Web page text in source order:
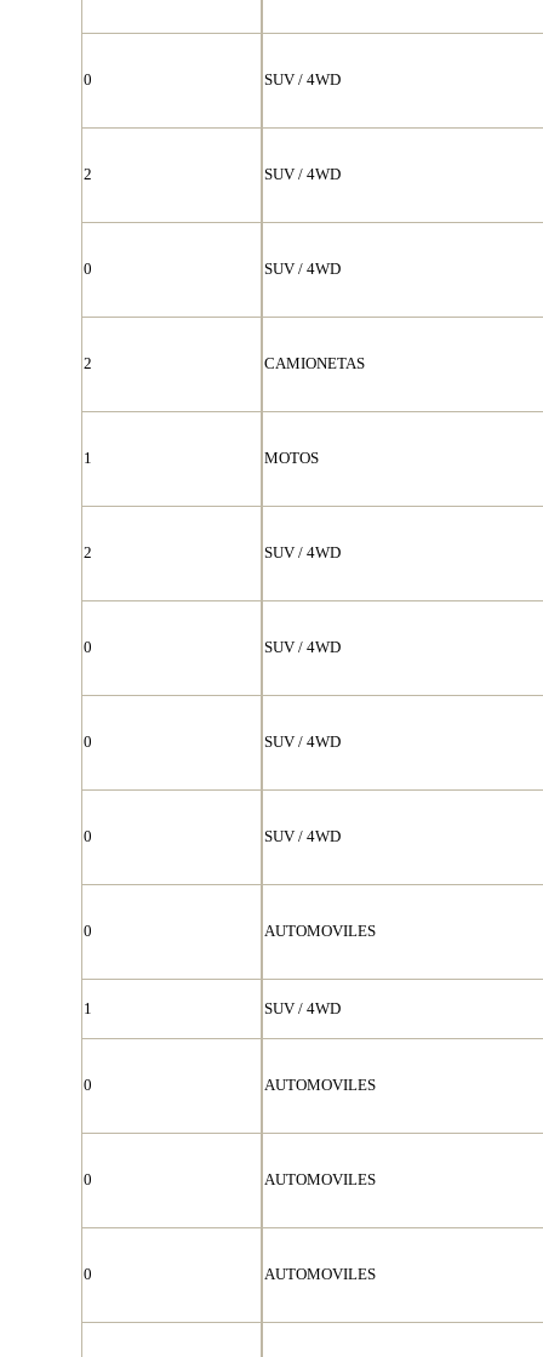
0 SUV / 4WD
2 SUV / 4WD
0 SUV / 4WD
2 CAMIONETAS
1 MOTOS
2 SUV / 4WD
0 SUV / 4WD
0 SUV / 4WD
0 SUV / 4WD
0 AUTOMOVILES
1 SUV / 4WD
0 AUTOMOVILES
0 AUTOMOVILES
0 AUTOMOVILES